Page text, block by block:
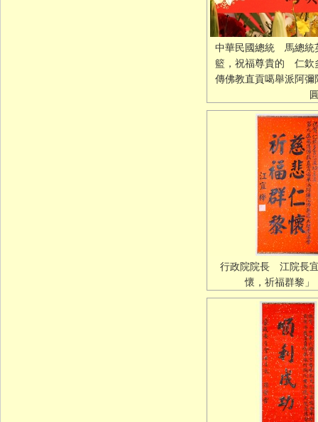
中華民國總統 馬總統
籃，祝福尊貴的 仁欽
傳佛教直貢噶舉派阿
行政院院長 江院長
懷，祈福群黎」